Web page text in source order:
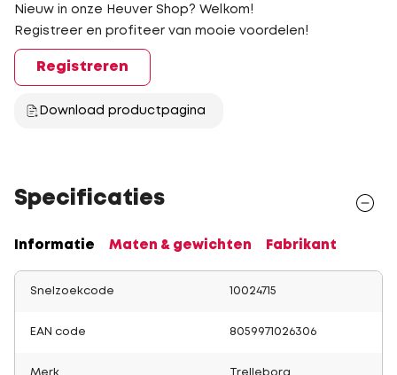
Nieuw in onze Heuver Shop? Welkom!
Registreer en profiteer van mooie voordelen!
Registreren
Download productpagina
Specificaties
Informatie Maten & gewichten Fabrikant
Snelzoekcode 10024715
EAN code 8059971026306
Merk Trelleborg